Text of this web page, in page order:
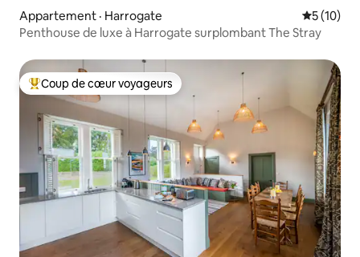
Appartement · Harrogate Note
5 (10)
Penthouse de luxe à Harrogate surplombant The Stray
Coup de cœur voyageurs parmi les plus aimés
Coup de cœur voyageurs